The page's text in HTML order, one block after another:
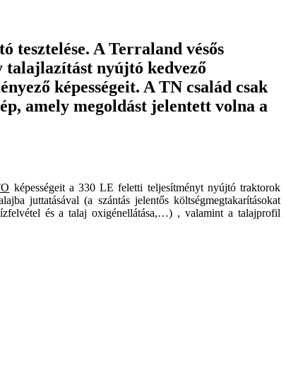
tesztelése. A Terraland vésős
talajlazítást nyújtó kedvező
képességeit. A TN család csak
amely megoldást jelentett volna a
képességeit a 330 LE feletti teljesítményt nyújtó traktorok
juttatásával (a szántás jelentős költségmegtakarításokat
és a talaj oxigénellátása,…) , valamint a talajprofil